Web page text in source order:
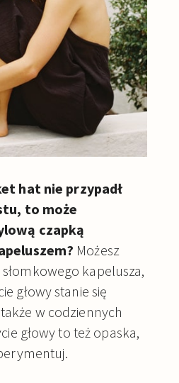
hat nie przypadł
to może
czapką
Możesz
kapelusza,
głowy stanie się
w codziennych
głowy to też opaska,